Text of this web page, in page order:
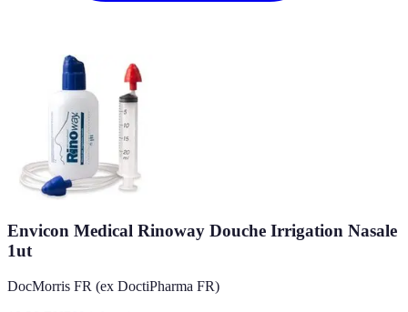
Envicon Medical Rinoway Douche Irrigation Nasale
1ut
DocMorris FR (ex DoctiPharma FR)